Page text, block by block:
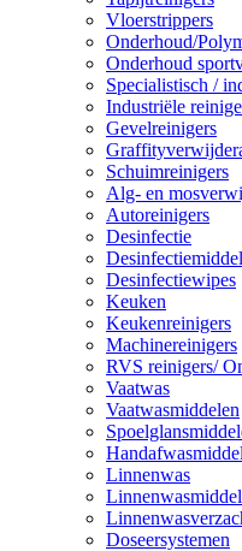
Vloerstrippers
Onderhoud/
Onderhoud
Specialistisch /
Industriële
Gevelreinigers
Schuimreinigers
Alg- en
Autoreinigers
Desinfectie
Desinfectiewipes
Keuken
Keukenreinigers
Machinereinigers
RVS reinigers/
Vaatwas
Vaatwasmiddelen
Linnenwas
Doseersystemen